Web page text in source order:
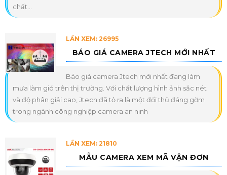
chất...
LẦN XEM: 26995
BÁO GIÁ CAMERA JTECH MỚI NHẤT
Báo giá camera Jtech mới nhất đang làm
mưa làm gió trên thị trường. Với chất lượng hình ảnh sắc nét
và độ phân giải cao, Jtech đã tỏ ra là một đối thủ đáng gờm
trong ngành công nghiệp camera an ninh
LẦN XEM: 21810
MẪU CAMERA XEM MÃ VẬN ĐƠN